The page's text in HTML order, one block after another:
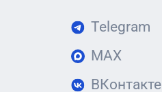
Telegram
MAX
ВКонтакте